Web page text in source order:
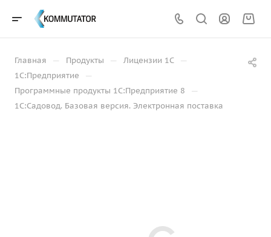
Главная — Продукты — Лицензии 1С —
1С:Предприятие —
Программные продукты 1С:Предприятие 8 —
1С:Садовод. Базовая версия. Электронная поставка